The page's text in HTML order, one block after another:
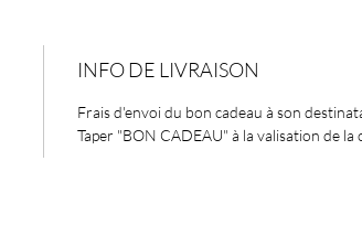
INFO DE LIVRAISON
Frais d'envoi du bon cadeau à son
Taper "BON CADEAU" à la valisation de la